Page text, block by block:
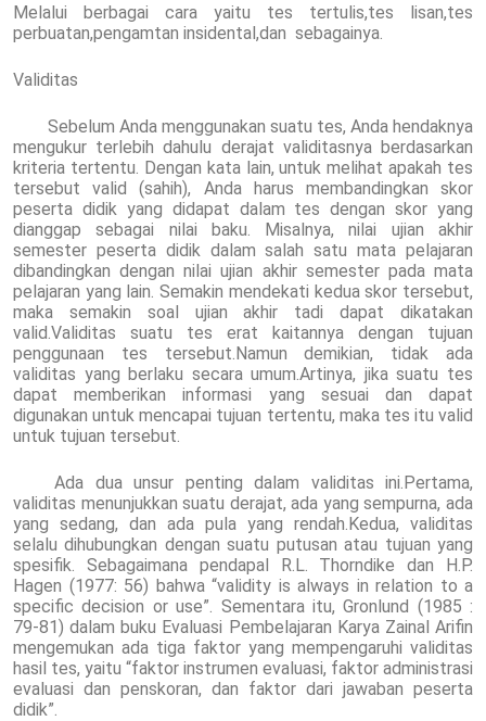
Melalui berbagai cara yaitu tes tertulis,tes lisan,tes
perbuatan,pengamtan insidental,dan sebagainya.
Validitas
Sebelum Anda menggunakan suatu tes, Anda hendaknya
mengukur terlebih dahulu derajat validitasnya berdasarkan
kriteria tertentu. Dengan kata lain, untuk melihat apakah tes
tersebut valid (sahih), Anda harus membandingkan skor
peserta didik yang didapat dalam tes dengan skor yang
dianggap sebagai nilai baku. Misalnya, nilai ujian akhir
semester peserta didik dalam salah satu mata pelajaran
dibandingkan dengan nilai ujian akhir semester pada mata
pelajaran yang lain. Semakin mendekati kedua skor tersebut,
maka semakin soal ujian akhir tadi dapat dikatakan
valid.Validitas suatu tes erat kaitannya dengan tujuan
penggunaan tes tersebut.Namun demikian, tidak ada
validitas yang berlaku secara umum.Artinya, jika suatu tes
dapat memberikan informasi yang sesuai dan dapat
digunakan untuk mencapai tujuan tertentu, maka tes itu valid
untuk tujuan tersebut.
Ada dua unsur penting dalam validitas ini.Pertama,
validitas menunjukkan suatu derajat, ada yang sempurna, ada
yang sedang, dan ada pula yang rendah.Kedua, validitas
selalu dihubungkan dengan suatu putusan atau tujuan yang
spesifik. Sebagaimana pendapal R.L. Thorndike dan H.P.
Hagen (1977: 56) bahwa “validity is always in relation to a
specific decision or use”. Sementara itu, Gronlund (1985 :
79-81) dalam buku Evaluasi Pembelajaran Karya Zainal Arifin
mengemukan ada tiga faktor yang mempengaruhi validitas
hasil tes, yaitu “faktor instrumen evaluasi, faktor administrasi
evaluasi dan penskoran, dan faktor dari jawaban peserta
didik”.